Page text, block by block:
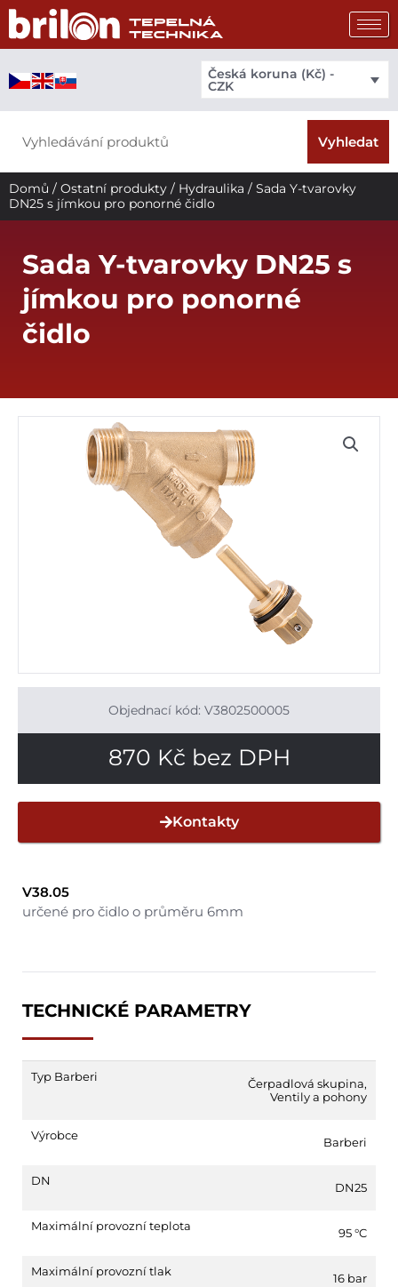
Přeskočit
obsah
Česká koruna (Kč) -
CZK
Vyhledat
Domů / Ostatní produkty / Hydraulika / Sada Y-tvarovky
DN25 s jímkou pro ponorné čidlo
Sada Y-tvarovky DN25 s
jímkou pro ponorné
čidlo
V38.05
určené pro čidlo o průměru 6mm
TECHNICKÉ PARAMETRY
Typ Barberi Čerpadlová skupina,
Ventily a pohony
Výrobce Barberi
DN DN25
Maximální provozní teplota 95 °C
Maximální provozní tlak 16 bar
Objednací kód: V3802500005
870 Kč bez DPH
Kontakty